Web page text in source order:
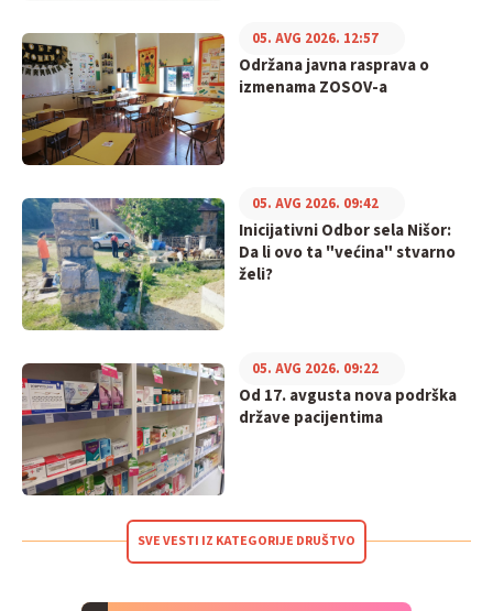
Održana javna rasprava o
izmenama ZOSOV-a
05. AVG 2026. 12:57
Inicijativni Odbor sela Nišor:
Da li ovo ta "većina" stvarno
želi?
05. AVG 2026. 09:42
Od 17. avgusta nova podrška
države pacijentima
05. AVG 2026. 09:22
SVE VESTI IZ KATEGORIJE DRUŠTVO